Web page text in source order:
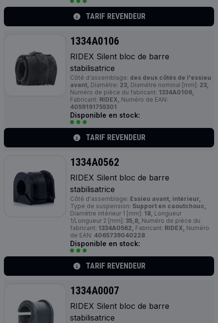
TARIF REVENDEUR
1334A0106
RIDEX Silent bloc de barre
stabilisatrice
Côté d'assemblage: des deux côtés de l'essieu
avant, Diamètre: 23, Diamètre nominal [mm]: 23,
Numéro de pièce du fabricant: 1334A0106,
Fabricant: RIDEX, Numéro de EAN:
4059191755301
Disponible en stock:
TARIF REVENDEUR
1334A0562
RIDEX Silent bloc de barre
stabilisatrice
Côté d'assemblage: Essieu avant, intérieur,
Type de suspension: Support en caoutchouc,
Diamètre intérieur 1 [mm]: 18, Longueur
1/Longueur 2 [mm]: 35,8, Numéro de pièce du
fabricant: 1334A0562, Fabricant: RIDEX, Numéro
de EAN: 4065739040228
Disponible en stock:
TARIF REVENDEUR
1334A0007
RIDEX Silent bloc de barre
stabilisatrice